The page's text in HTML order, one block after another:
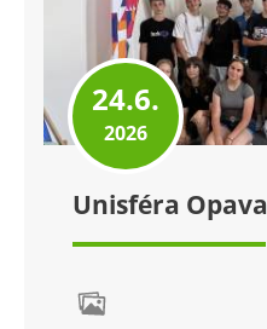
24.6.
2026
Unisféra Opava